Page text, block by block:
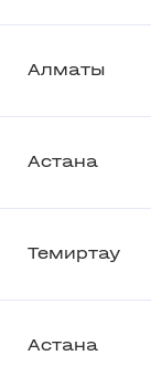
Алматы
Астана
Темиртау
Астана